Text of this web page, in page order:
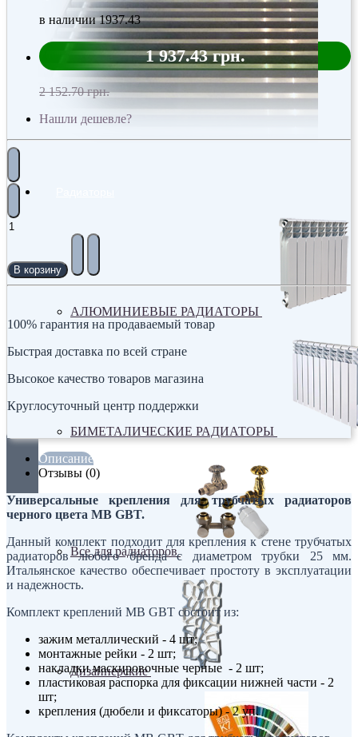
АЛЮМИНИЕВЫЕ РАДИАТОРЫ
БИМЕТАЛИЧЕСКИЕ РАДИАТОРЫ
Все для радиаторов
Дизайнерские
в наличии1937.43
1 937.43 грн.
2 152.70 грн.
Нашли дешевле?
В корзину
100% гарантия на продаваемый товар
Быстрая доставка по всей стране
Высокое качество товаров магазина
Круглосуточный центр поддержки
Описание
Отзывы (0)
Универсальные крепления для трубчатых радиаторов
черного цвета MB GBT.
Данный комплект подходит для крепления к стене трубчатых
радиаторов любого бренда с диаметром трубки 25 мм.
Итальянское качество обеспечивает простоту в эксплуатации
и надежность.
Комплект креплений MB GBT состоит из:
зажим металлический - 4 шт;
монтажные рейки - 2 шт;
накладки маскировочные черные - 2 шт;
пластиковая распорка для фиксации нижней части - 2
шт;
крепления (дюбели и фиксаторы) - 2 уп.